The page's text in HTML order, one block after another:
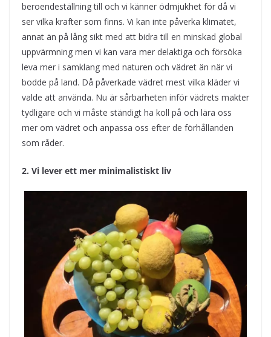
beroendeställning till och vi känner ödmjukhet för då vi
ser vilka krafter som finns. Vi kan inte påverka klimatet,
annat än på lång sikt med att bidra till en minskad global
uppvärmning men vi kan vara mer delaktiga och försöka
leva mer i samklang med naturen och vädret än när vi
bodde på land. Då påverkade vädret mest vilka kläder vi
valde att använda. Nu är sårbarheten inför vädrets makter
tydligare och vi måste ständigt ha koll på och lära oss
mer om vädret och anpassa oss efter de förhållanden
som råder.
2. Vi lever ett mer minimalistiskt liv